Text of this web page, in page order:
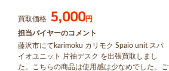
買取価格 5,000円
担当バイヤーのコメント
藤沢市にてkarimoku カリモク Spaio unit スパ
イオユニット 片袖デスク を出張買取しまし
た。こちらの商品は使用感は少なめでした。ご